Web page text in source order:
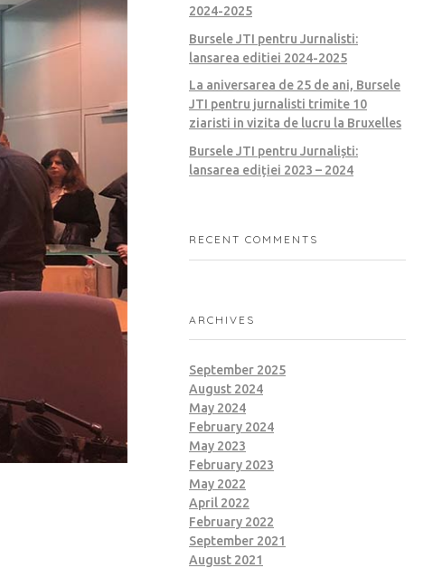
2024-2025
Bursele JTI pentru Jurnalisti:
lansarea editiei 2024-2025
La aniversarea de 25 de ani, Bursele
JTI pentru jurnalisti trimite 10
ziaristi in vizita de lucru la Bruxelles
Bursele JTI pentru Jurnaliști:
lansarea ediției 2023 – 2024
RECENT COMMENTS
ARCHIVES
September 2025
August 2024
May 2024
February 2024
May 2023
February 2023
May 2022
April 2022
February 2022
September 2021
August 2021